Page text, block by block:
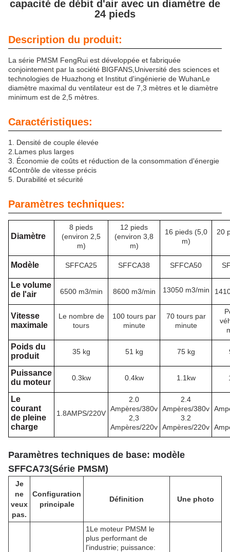
capacité de débit d'air avec un diamètre de
24 pieds
Description du produit:
La série PMSM FengRui est développée et fabriquée
conjointement par la société BIGFANS,Université des sciences et
technologies de Huazhong et Institut d'ingénierie de WuhanLe
diamètre maximal du ventilateur est de 7,3 mètres et le diamètre
minimum est de 2,5 mètres.
Caractéristiques:
1. Densité de couple élevée
2. Lames plus larges
3. Économie de coûts et réduction de la consommation d'énergie
4Contrôle de vitesse précis
5. Durabilité et sécurité
Paramètres techniques:
Diamètre
8 pieds
(environ 2,5
m)
12 pieds
(environ 3,8
m)
16 pieds (5,0
m)
20
Modèle SFFCA25 SFFCA38 SFFCA50
Le volume
de l'air
6500 m3/min 8600 m3/min 13050 m3/min
Vitesse
maximale
Le nombre de
tours
100 tours par
minute
70 tours par
minute
Poids du
produit
35 kg 51 kg 75 kg
Puissance
du moteur
0.3kw 0.4kw 1.1kw
Le
courant
de pleine
charge
1.8AMPS/220V
2.0
Ampères/380v
2,3
Ampères/220v
2.4
Ampères/380v
3.2
Ampères/220v
Paramètres techniques de base: modèle
SFFCA73(Série PMSM)
Je
ne
veux
pas.
Configuration
principale
Définition Une photo
1Le moteur PMSM le
plus performant de
l'industrie; puissance: